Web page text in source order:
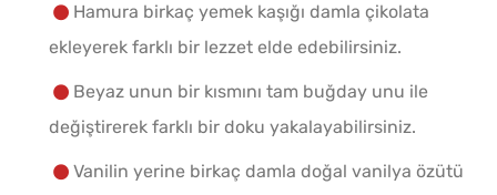
Hamura birkaç yemek kaşığı damla çikolata
ekleyerek farklı bir lezzet elde edebilirsiniz.
Beyaz unun bir kısmını tam buğday unu ile
değiştirerek farklı bir doku yakalayabilirsiniz.
Vanilin yerine birkaç damla doğal vanilya özütü